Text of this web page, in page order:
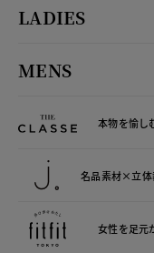
LADIES
MENS
本物を愉し
名品素材×立体
女性を足元